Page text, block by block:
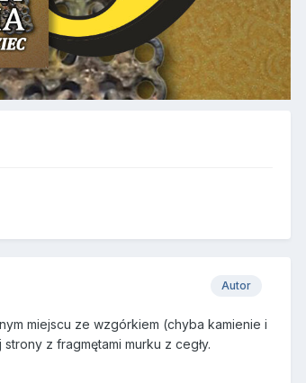
Autor
miejscu ze wzgórkiem (chyba kamienie i
z fragmętami murku z cegły.